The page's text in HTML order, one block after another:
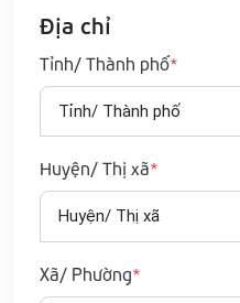
Địa chỉ
Tỉnh/ Thành phố
Huyện/ Thị xã
Xã/ Phường